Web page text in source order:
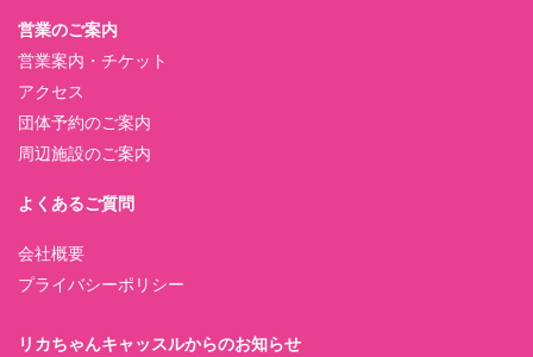
営業のご案内
営業案内・チケット
アクセス
団体予約のご案内
周辺施設のご案内
よくあるご質問
会社概要
プライバシーポリシー
リカちゃんキャッスルからのお知らせ